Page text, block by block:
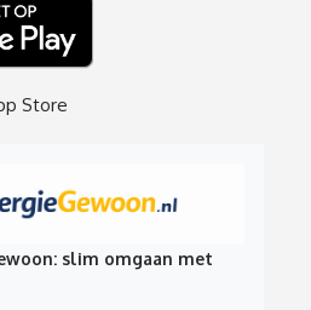
slim omgaan met